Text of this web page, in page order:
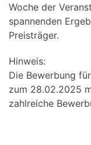
Woche der
spannenden
Preisträger.
Hinweis:
Die Bewerbung
zum 28.02.2025
zahlreiche